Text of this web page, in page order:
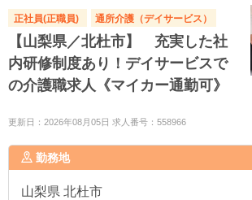
正社員(正職員) 通所介護（デイサービス）
【山梨県／北杜市】 充実した社
内研修制度あり！デイサービスで
の介護職求人《マイカー通勤可》
更新日：2026年08月05日 求人番号：558966
勤務地
山梨県 北杜市